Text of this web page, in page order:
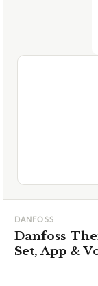
DANFOSS
Danfoss-
Set, App &